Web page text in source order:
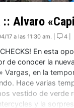
Alvaro
17 a las 11:30 am. | 4 |
En esta
de conocer la
Vargas, en la
Hace varias
vestido de verde
y la